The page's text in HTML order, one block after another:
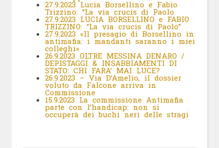
27.9.2023 Lucia Borsellino e Fabio
Trizzino: “La via crucis di Paolo
27.9.2023 LUCIA BORSELLINO e FABIO
TRIZZINO: “La via crucis di Paolo”
27.9.2023 «Il presagio di Borsellino in
antimafia: i mandanti saranno i miei
colleghi»
26.9.2023 OLTRE MESSINA DENARO /
DEPISTAGGI & INSABBIAMENTI DI
STATO: CHI FARA’ MAI LUCE?
26.9.2023 – Via D’Amelio, il dossier
voluto da Falcone arriva in
Commissione
15.9.2023 La commissione Antimafia
parte con l’handicap: non si
occuperà dei buchi neri delle stragi